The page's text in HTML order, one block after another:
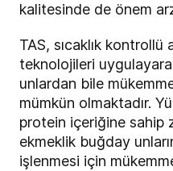
kalitesinde de önem
TAS, sıcaklık
teknolojileri
unlardan bile
mümkün olmaktadır.
protein içeriğine sahip
ekmeklik buğday
işlenmesi için